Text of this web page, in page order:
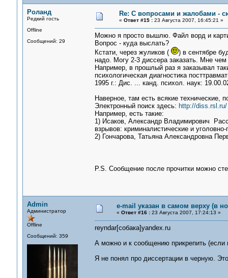
Роланд
Редкий гость
Offline
Сообщений: 29
Re: С вопросами и жалобами -
« Ответ #15 :23 Августа 2007, 16:45:21 »
Можно я просто вышлю. Файл ворд и
Вопрос - куда выслать?
Кстати, через жуликов (
) в сентябре
надо. Могу 2-3 диссера заказать. Мне
Например, в прошлый раз я заказывал
психологическая диагностика
1995 г.: Дис. ... канд. психол. наук:
Наверное, там есть всякие технические,
Электронный поиск здесь: http://diss.rsl.ru/
Например, есть такие:
1) Исаков, Александр Владимирович
взрывов: криминалистические и
2) Гончарова, Татьяна Александровна
P.S. Сообщение после прочитки можно
Admin
Администратор
Offline
Сообщений: 359
e-mail указан в самом верху (в
« Ответ #16 :23 Августа 2007, 17:24:13 »
reyndar[собака]yandex.ru
А можно и к сообщению прикрепить (если
Я не понял про диссертации в черную.